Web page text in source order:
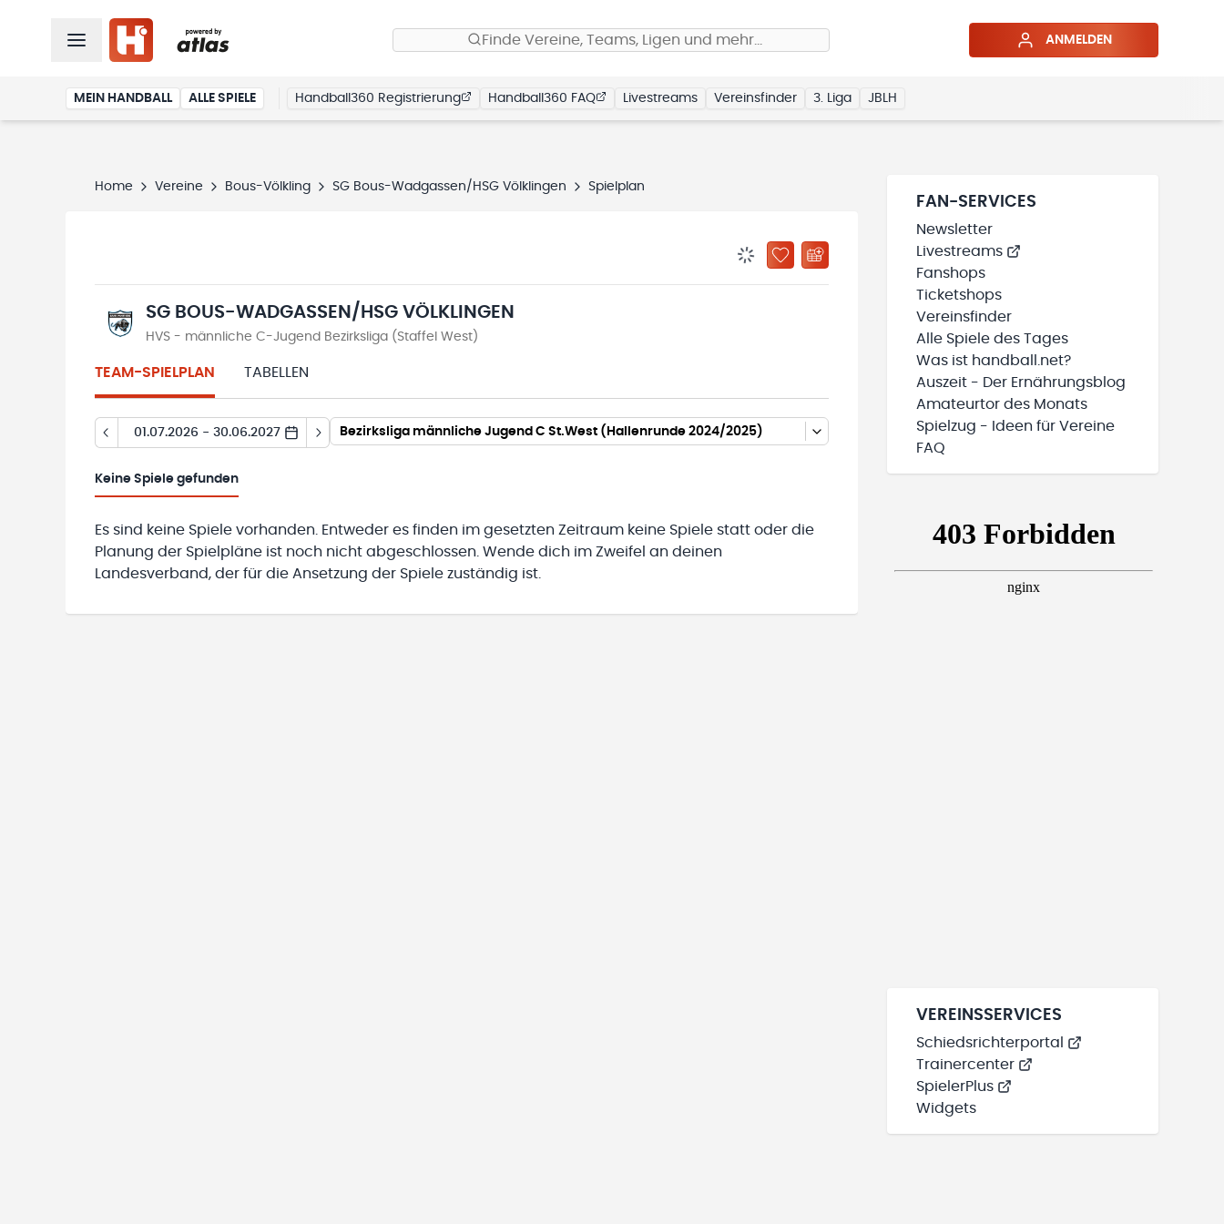
Finde Vereine, Teams, Ligen und mehr… ANMELDEN
MEIN HANDBALL ALLE SPIELE Handball360 Registrierung Handball360 FAQ Livestreams Vereinsfinder 3. Liga JBLH
Home Vereine Bous-Völkling SG Bous-Wadgassen/HSG Völklingen Spielplan
BENACHRICHTIGUNGSSTATUS WIRD GELADEN
ZU „MEINE TEAMS“ HINZUFÜGEN
SG BOUS-WADGASSEN/HSG VÖLKLINGEN
HVS - männliche C-Jugend Bezirksliga (Staffel West)
TEAM-SPIELPLAN TABELLEN
01.07.2026 - 30.06.2027 Bezirksliga männliche Jugend C St.West (Hallenrunde 2024/2025)
Keine Spiele gefunden
Es sind keine Spiele vorhanden. Entweder es finden im gesetzten Zeitraum keine Spiele statt oder die
Planung der Spielpläne ist noch nicht abgeschlossen. Wende dich im Zweifel an deinen
Landesverband, der für die Ansetzung der Spiele zuständig ist.
FAN-SERVICES
Newsletter
Livestreams
Fanshops
Ticketshops
Vereinsfinder
Alle Spiele des Tages
Was ist handball.net?
Auszeit - Der Ernährungsblog
Amateurtor des Monats
Spielzug - Ideen für Vereine
FAQ
VEREINSSERVICES
Schiedsrichterportal
Trainercenter
SpielerPlus
Widgets